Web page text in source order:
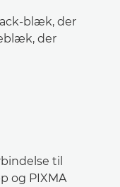
blæk, der
der
til
og PIXMA